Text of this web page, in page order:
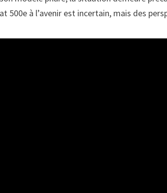
500e à l’avenir est incertain, mais des